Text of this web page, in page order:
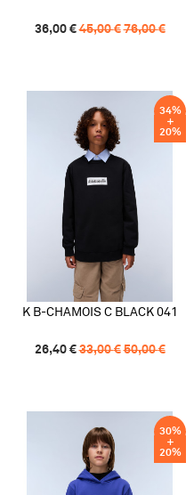
36,00 € 45,00€ 76,00€
34%
20%
K B-CHAMOIS C BLACK 041
26,40 € 33,00€ 50,00€
30%
20%